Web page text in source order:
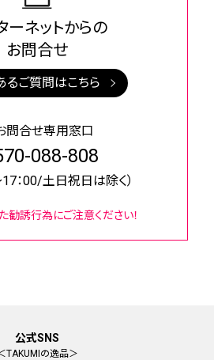
ーネットからの
お問合せ
るご質問はこちら
問合せ専用窓口
088-808
17：00/土日祝日は除く）
勧誘行為にご注意ください！
公式SNS
TAKUMIの逸品＞